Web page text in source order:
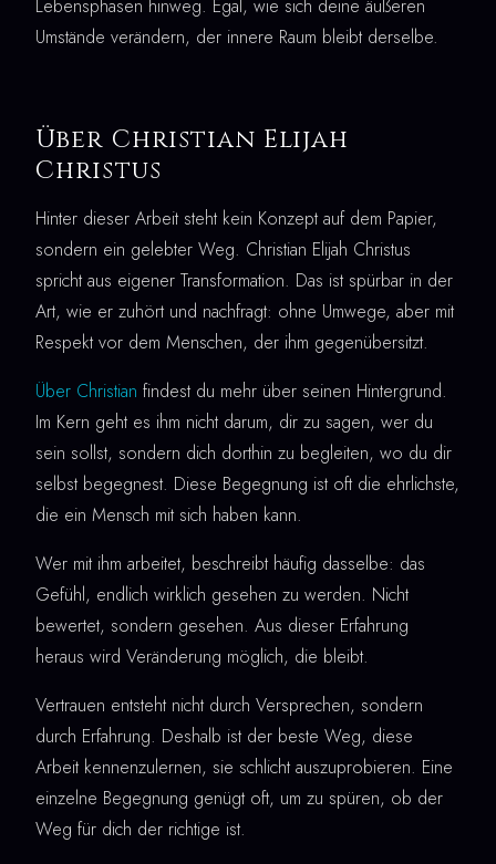
Lebensphasen hinweg. Egal, wie sich deine äußeren
Umstände verändern, der innere Raum bleibt derselbe.
Über Christian Elijah
Christus
Hinter dieser Arbeit steht kein Konzept auf dem Papier,
sondern ein gelebter Weg. Christian Elijah Christus
spricht aus eigener Transformation. Das ist spürbar in der
Art, wie er zuhört und nachfragt: ohne Umwege, aber mit
Respekt vor dem Menschen, der ihm gegenübersitzt.
Über Christian findest du mehr über seinen Hintergrund.
Im Kern geht es ihm nicht darum, dir zu sagen, wer du
sein sollst, sondern dich dorthin zu begleiten, wo du dir
selbst begegnest. Diese Begegnung ist oft die ehrlichste,
die ein Mensch mit sich haben kann.
Wer mit ihm arbeitet, beschreibt häufig dasselbe: das
Gefühl, endlich wirklich gesehen zu werden. Nicht
bewertet, sondern gesehen. Aus dieser Erfahrung
heraus wird Veränderung möglich, die bleibt.
Vertrauen entsteht nicht durch Versprechen, sondern
durch Erfahrung. Deshalb ist der beste Weg, diese
Arbeit kennenzulernen, sie schlicht auszuprobieren. Eine
einzelne Begegnung genügt oft, um zu spüren, ob der
Weg für dich der richtige ist.